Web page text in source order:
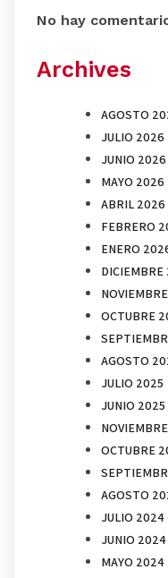
No hay
Archives
AGOSTO
JULIO 2026
JUNIO 2026
MAYO 2026
ABRIL 2026
FEBRERO
ENERO
DICIEMBRE
OCTUBRE
AGOSTO
JULIO 2025
JUNIO 2025
OCTUBRE
AGOSTO
JULIO 2024
JUNIO 2024
MAYO 2024